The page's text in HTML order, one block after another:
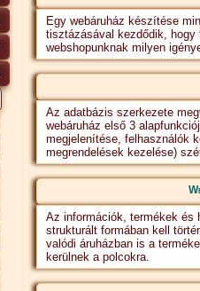
Egy webáruház készítése
tisztázásával kezdődik, hogy
webshopunknak milyen
Az adatbázis szerkezete
webáruház első 3
megjelenítése, felhasználók
megrendelések kezelése)
Az információk, termékek és
strukturált formában kell
valódi áruházban is a
kerülnek a polcokra.